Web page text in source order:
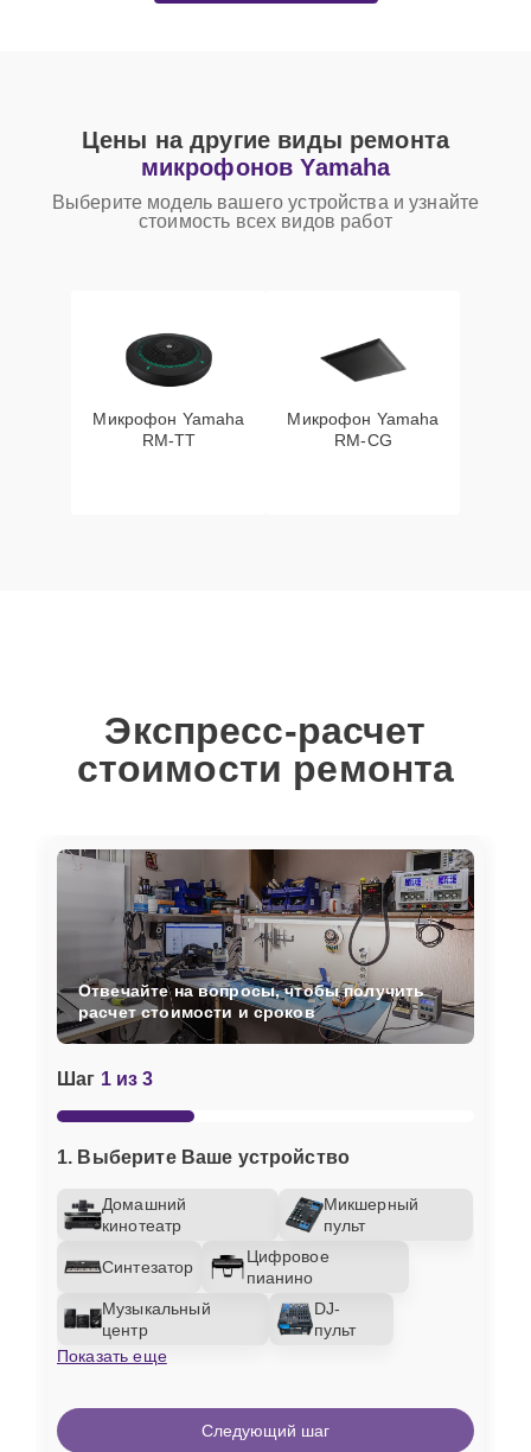
Цены на другие виды ремонта
микрофонов Yamaha
Выберите модель вашего устройства и узнайте
стоимость всех видов работ
Микрофон Yamaha
RM-TT
Микрофон Yamaha
RM-CG
Экспресс-расчет
стоимости ремонта
Шаг 1 из 3
1. Выберите Ваше устройство
Домашний
кинотеатр
Микшерный
пульт
Синтезатор
Цифровое
пианино
Музыкальный
центр
DJ-
пульт
Показать еще
Отвечайте на вопросы, чтобы получить
расчет стоимости и сроков
Следующий шаг